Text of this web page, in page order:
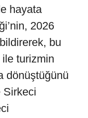
hayata
2026
bu
turizmin
dönüştüğünü
Sirkeci